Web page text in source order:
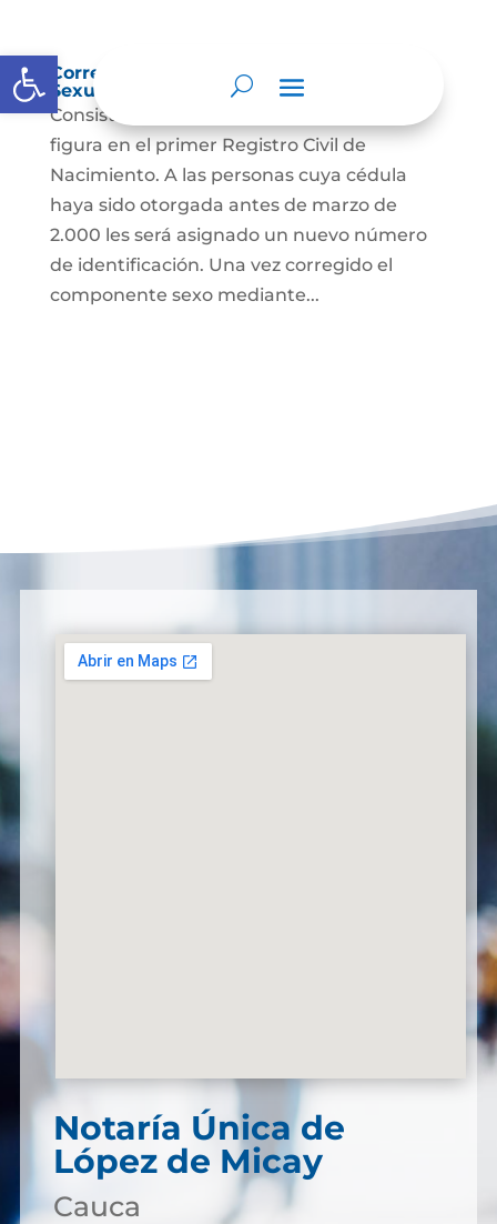
Abrir barra de herramientas
Corrección Componente de Identidad
Sexual en el Registro Civil de Nacimiento
Consiste en el cambio legal del sexo que
figura en el primer Registro Civil de
Nacimiento. A las personas cuya cédula
haya sido otorgada antes de marzo de
2.000 les será asignado un nuevo número
de identificación. Una vez corregido el
componente sexo mediante...
Notaría Única de
López de Micay
Cauca